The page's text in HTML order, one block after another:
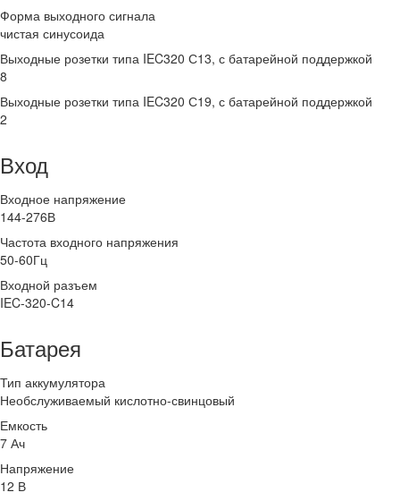
Форма выходного сигнала
чистая синусоида
Выходные розетки типа IEC320 С13, с батарейной поддержкой
8
Выходные розетки типа IEC320 С19, с батарейной поддержкой
2
Вход
Входное напряжение
144-276В
Частота входного напряжения
50-60Гц
Входной разъем
IEC-320-C14
Батарея
Тип аккумулятора
Необслуживаемый кислотно-свинцовый
Емкость
7 Ач
Напряжение
12 В